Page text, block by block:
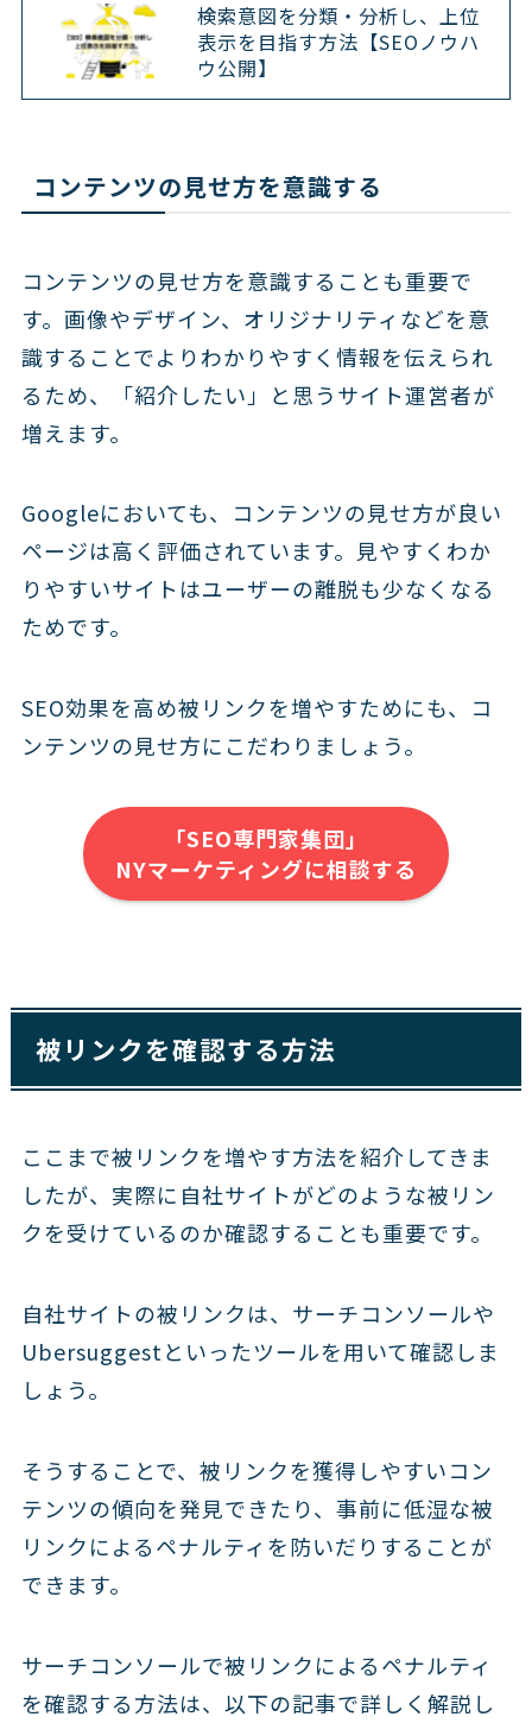
検索意図を分類・分析し、上位
表示を目指す方法【SEOノウハ
ウ公開】
コンテンツの見せ方を意識する
コンテンツの見せ方を意識することも重要で
す。画像やデザイン、オリジナリティなどを意
識することでよりわかりやすく情報を伝えられ
るため、「紹介したい」と思うサイト運営者が
増えます。
Googleにおいても、コンテンツの見せ方が良い
ページは高く評価されています。見やすくわか
りやすいサイトはユーザーの離脱も少なくなる
ためです。
SEO効果を高め被リンクを増やすためにも、コ
ンテンツの見せ方にこだわりましょう。
「SEO専門家集団」
NYマーケティングに相談する
被リンクを確認する方法
ここまで被リンクを増やす方法を紹介してきま
したが、実際に自社サイトがどのような被リン
クを受けているのか確認することも重要です。
自社サイトの被リンクは、サーチコンソールや
Ubersuggestといったツールを用いて確認しま
しょう。
そうすることで、被リンクを獲得しやすいコン
テンツの傾向を発見できたり、事前に低湿な被
リンクによるペナルティを防いだりすることが
できます。
サーチコンソールで被リンクによるペナルティ
を確認する方法は、以下の記事で詳しく解説し